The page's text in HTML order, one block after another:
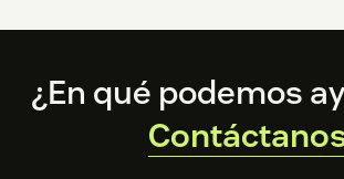
Footer
¿En qué podemos